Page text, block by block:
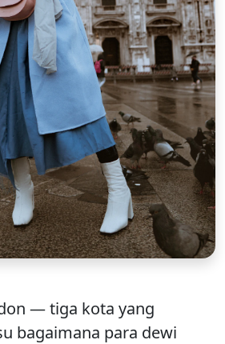
— tiga kota yang
bagaimana para dewi